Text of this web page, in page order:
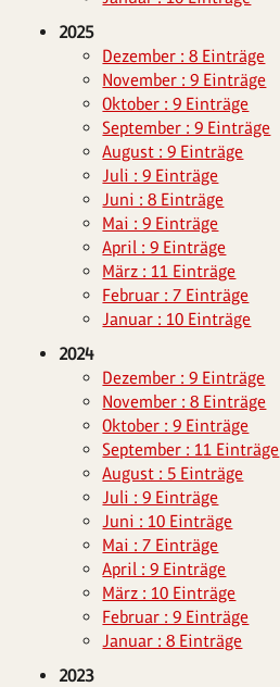
2025
Dezember : 8 Einträge
November : 9 Einträge
Oktober : 9 Einträge
September : 9 Einträge
August : 9 Einträge
Juli : 9 Einträge
Juni : 8 Einträge
Mai : 9 Einträge
April : 9 Einträge
März : 11 Einträge
Februar : 7 Einträge
Januar : 10 Einträge
2024
Dezember : 9 Einträge
November : 8 Einträge
Oktober : 9 Einträge
September : 11 Einträge
August : 5 Einträge
Juli : 9 Einträge
Juni : 10 Einträge
Mai : 7 Einträge
April : 9 Einträge
März : 10 Einträge
Februar : 9 Einträge
Januar : 8 Einträge
2023